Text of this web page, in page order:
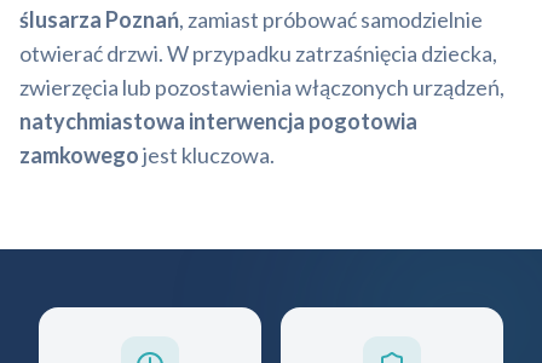
ślusarza Poznań, zamiast próbować samodzielnie
otwierać drzwi. W przypadku zatrzaśnięcia dziecka,
zwierzęcia lub pozostawienia włączonych urządzeń,
natychmiastowa interwencja pogotowia
zamkowegojest kluczowa.